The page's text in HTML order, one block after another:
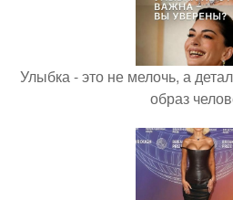
Улыбка - это не мелочь, а
образ